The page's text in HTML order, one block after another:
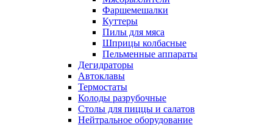
Фаршемешалки
Куттеры
Пилы для мяса
Шприцы колбасные
Пельменные аппараты
Дегидраторы
Автоклавы
Термостаты
Колоды разрубочные
Столы для пиццы и салатов
Нейтральное оборудование